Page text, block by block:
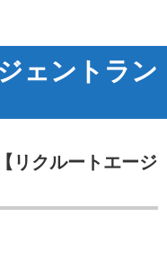
ェントラン
リクルートエージ